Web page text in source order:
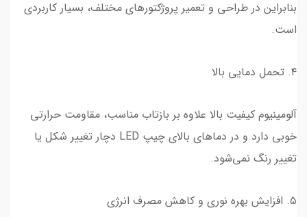
بنابراین در طراحی و تعمیر پروژکتورهای مختلف، بسیار کاربردی
است.
۴. تحمل دمایی بالا
آلومینیوم کیفیت بالا علاوه بر بازتاب مناسب، مقاومت حرارتی
خوبی دارد و در دماهای بالای چیپ LED دچار تغییر شکل یا
تغییر رنگ نمی‌شود.
۵. افزایش بهره نوری و کاهش مصرف انرژی